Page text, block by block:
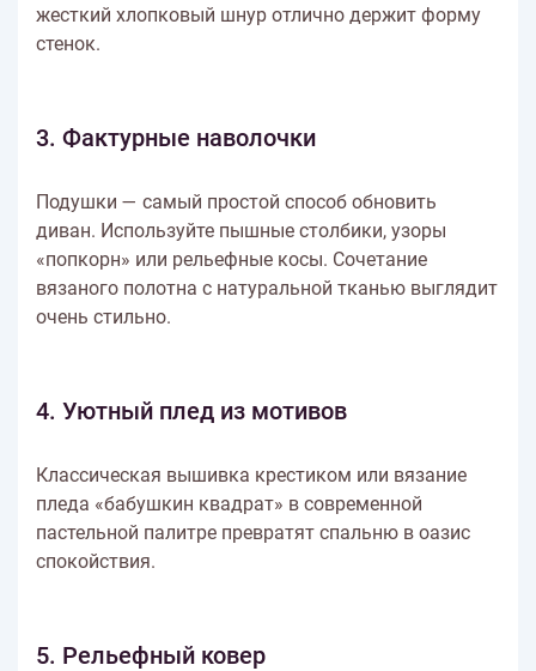
жесткий хлопковый шнур отлично держит форму
стенок.
3. Фактурные наволочки
Подушки — самый простой способ обновить
диван. Используйте пышные столбики, узоры
«попкорн» или рельефные косы. Сочетание
вязаного полотна с натуральной тканью выглядит
очень стильно.
4. Уютный плед из мотивов
Классическая вышивка крестиком или вязание
пледа «бабушкин квадрат» в современной
пастельной палитре превратят спальню в оазис
спокойствия.
5. Рельефный ковер